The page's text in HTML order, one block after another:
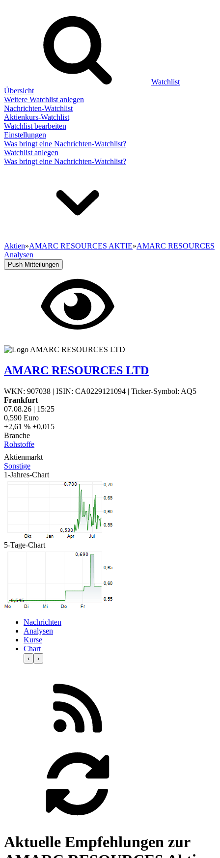
Watchlist
Übersicht
Weitere Watchlist anlegen
Nachrichten-Watchlist
Aktienkurs-Watchlist
Watchlist bearbeiten
Einstellungen
Was bringt eine Nachrichten-Watchlist?
Watchlist anlegen
Was bringt eine Nachrichten-Watchlist?
Aktien»AMARC RESOURCES AKTIE»AMARC RESOURCES
Analysen
Push Mitteilungen
AMARC RESOURCES LTD
WKN: 907038 | ISIN: CA0229121094 | Ticker-Symbol: AQ5
Frankfurt
07.08.26 | 15:25
0,590 Euro
+2,61 % +0,015
Branche
Rohstoffe
Aktienmarkt
Sonstige
1-Jahres-Chart
5-Tage-Chart
Nachrichten
Analysen
Kurse
Chart
‹ ›
Aktuelle Empfehlungen zur